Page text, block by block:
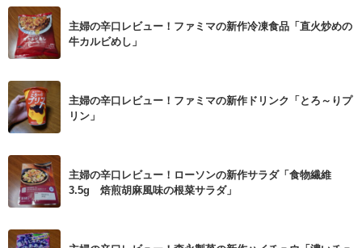
食材辞典
おすすめ
主婦の辛口レビュー！ファミマの新作冷凍食品「直火炒めの
牛カルビめし」
主婦の辛口レビュー！ファミマの新作ドリンク「とろ～りプ
リン」
主婦の辛口レビュー！ローソンの新作サラダ「食物繊維
3.5g 焙煎胡麻風味の根菜サラダ」